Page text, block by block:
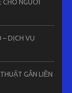
CHO NGƯỜI
– DỊCH VỤ
GẮN LIỀN